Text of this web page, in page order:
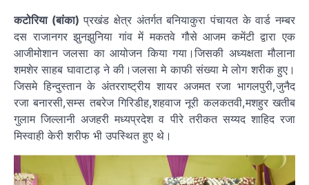
कटोरिया (बांका) प्रखंड क्षेत्र अंतर्गत बनियाकुरा पंचायत के वार्ड नम्बर
दस राजानगर झुनझुनिया गांव में मकतवे गौसे आजम कमेंटी द्वारा एक
आजीमोशान जलसा का आयोजन किया गया।जिसकी अध्यक्षता मौलाना
शमशेर साहब घावाटाड़ ने की।जलसा मे काफी संख्या मे लोग शरीक हुए।
जिसमे हिन्दुस्तान के अंतरराष्ट्रीय शायर अजमत रजा भागलपुरी,जुनैद
रजा बनारसी,सम्स तबरेज गिरिडीह,शहवाज नूरी कलकतवी,मशहुर खतीब
गुलाम जिल्लानी अजहरी मध्यप्रदेश व पीरे तरीकत सय्यद शाहिद रजा
मिस्वाही केरी शरीफ भी उपस्थित हुए थे।